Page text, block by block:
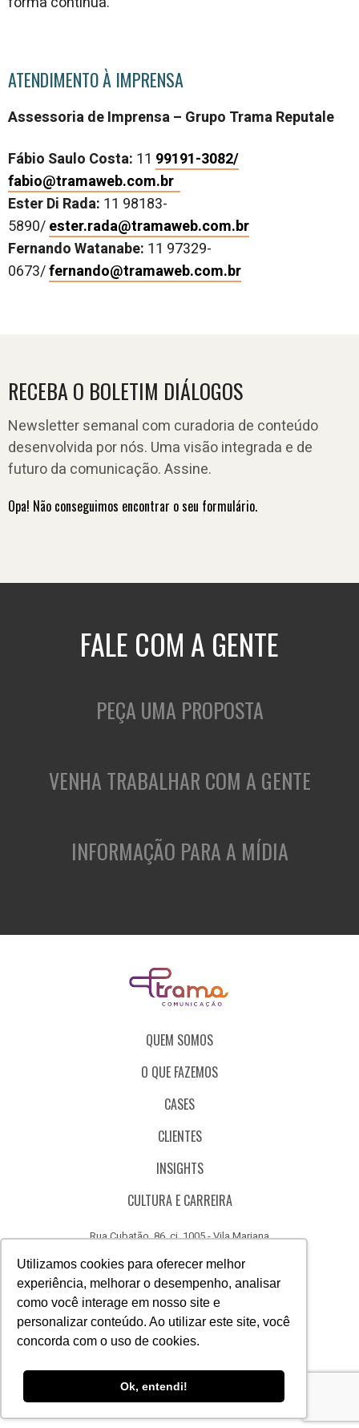
Utilizamos cookies para oferecer melhor
experiência, melhorar o desempenho, analisar
como você interage em nosso site e
personalizar conteúdo. Ao utilizar este site, você
concorda com o uso de cookies.
Ok, entendi!
ATENDIMENTO À IMPRENSA
Assessoria de Imprensa – Grupo Trama Reputale
Fábio Saulo Costa: 11 99191-3082/
fabio@tramaweb.com.br
Ester Di Rada: 11 98183-
5890/ester.rada@tramaweb.com.br
Fernando Watanabe: 11 97329-
0673/fernando@tramaweb.com.br
RECEBA O BOLETIM DIÁLOGOS
Newsletter semanal com curadoria de conteúdo
desenvolvida por nós. Uma visão integrada e de
futuro da comunicação. Assine.
Opa! Não conseguimos encontrar o seu formulário.
FALE COM A GENTE
PEÇA UMA PROPOSTA
VENHA TRABALHAR COM A GENTE
INFORMAÇÃO PARA A MÍDIA
QUEM SOMOS
O QUE FAZEMOS
CASES
CLIENTES
INSIGHTS
CULTURA E CARREIRA
Rua Cubatão, 86, cj. 1005 - Vila Mariana
CÓDIGO DE ÉTICA
CANAL DE DENÚNCIAS
Acesse
nosso
Acesse
nosso
Acesse
nosso nosso nosso nosso
do